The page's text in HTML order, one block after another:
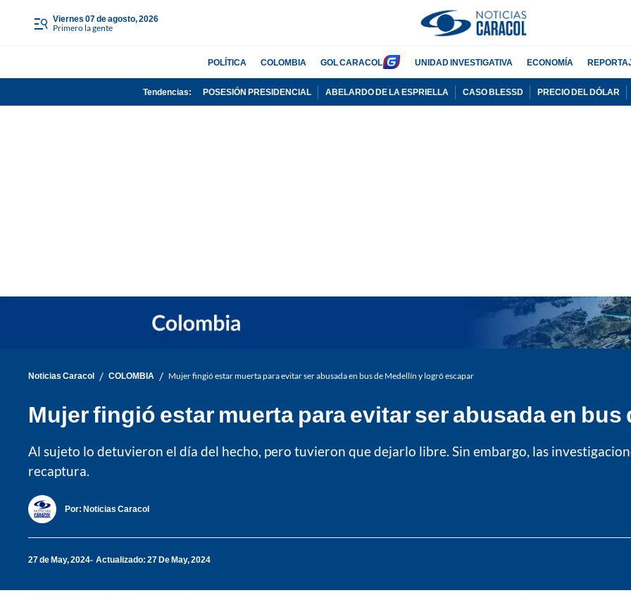
viernes 07 de agosto, 2026
Primero la gente
POLÍTICA COLOMBIA GOL CARACOL UNIDAD INVESTIGATIVA ECONOMÍA
Tendencias: POSESIÓN PRESIDENCIAL ABELARDO DE LA ESPRIELLA CASO BLESSD PRECIO DEL DÓLAR
Noticias Caracol / COLOMBIA / Mujer fingió estar muerta para evitar ser abusada en bus de Medellín y logró escapar
Mujer fingió estar muerta para evitar ser abusada en
Al sujeto lo detuvieron el día del hecho, pero tuvieron que dejarlo libre. Sin embargo, las
recaptura.
Por: Noticias Caracol
27 de May, 2024 Actualizado: 27 De May, 2024